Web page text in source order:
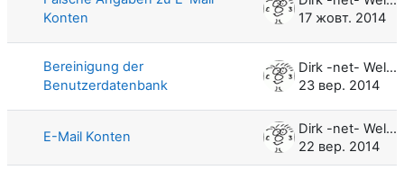
Konten
17 жовт. 2014
Bereinigung der
Benutzerdatenbank
Dirk -net- Weller
23 вер. 2014
E-Mail Konten
Dirk -net- Weller
22 вер. 2014